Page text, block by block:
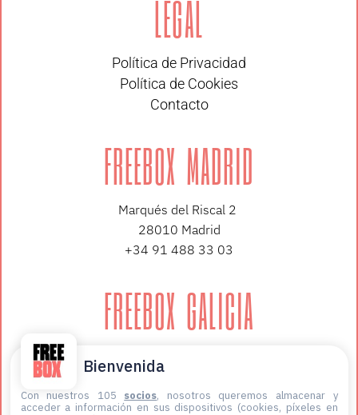
LEGAL
Política de Privacidad
Política de Cookies
Contacto
FREEBOX MADRID
Marqués del Riscal 2
28010 Madrid
+34 91 488 33 03
FREEBOX GALICIA
36202 Vigo
+34 647 12 59 06
Bienvenida
Con nuestros 105 socios, nosotros queremos almacenar y
acceder a información en sus dispositivos (cookies, píxeles en